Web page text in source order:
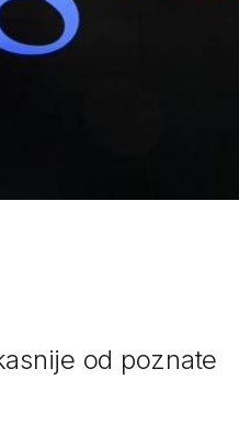
od poznate